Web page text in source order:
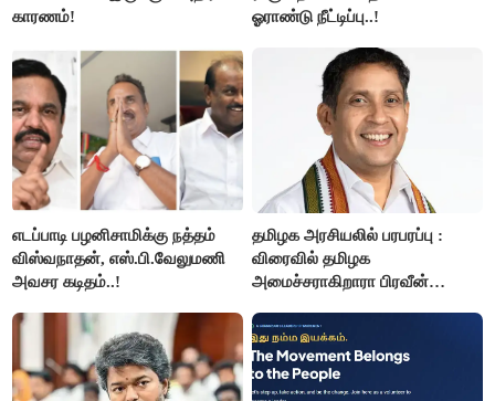
காரணம்!
ஓராண்டு நீட்டிப்பு..!
எடப்பாடி பழனிசாமிக்கு நத்தம்
விஸ்வநாதன், எஸ்.பி.வேலுமணி
அவசர கடிதம்..!
தமிழக அரசியலில் பரபரப்பு :
விரைவில் தமிழக
அமைச்சராகிறாரா பிரவீன்